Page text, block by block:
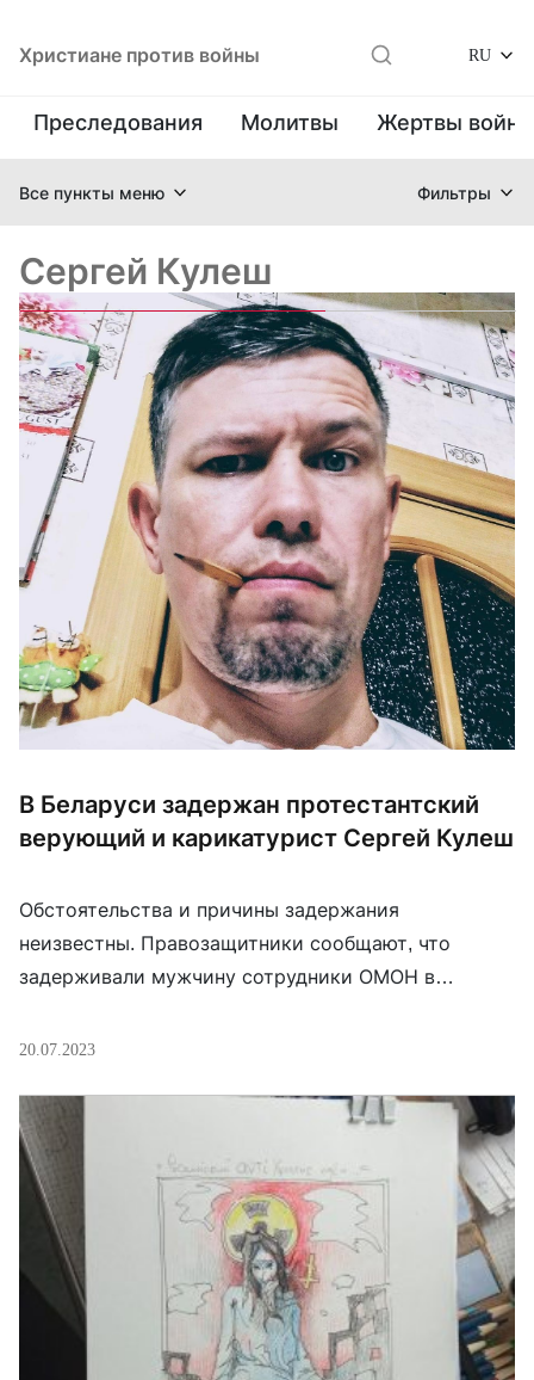
Христиане против войны RU
Преследования Молитвы Жертвы
Все пункты меню Фильтры
Сергей Кулеш
В Беларуси задержан протестантский
верующий и карикатурист Сергей Кулеш
Обстоятельства и причины задержания
неизвестны. Правозащитники сообщают, что
задерживали мужчину сотрудники ОМОН в
неоднократно приводили на нашем канале. В них
различными церквями российской агрессии.
20.07.2023